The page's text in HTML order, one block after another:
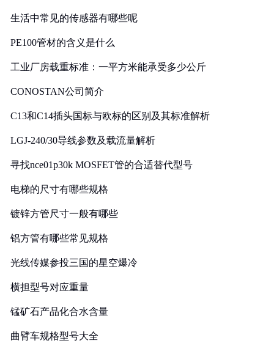
生活中常见的传感器有哪些呢
PE100管材的含义是什么
工业厂房载重标准：一平方米能承受多少公斤
CONOSTAN公司简介
C13和C14插头国标与欧标的区别及其标准解析
LGJ-240/30导线参数及载流量解析
寻找nce01p30k MOSFET管的合适替代型号
电梯的尺寸有哪些规格
镀锌方管尺寸一般有哪些
铝方管有哪些常见规格
光线传媒参投三国的星空爆冷
横担型号对应重量
锰矿石产品化合水含量
曲臂车规格型号大全